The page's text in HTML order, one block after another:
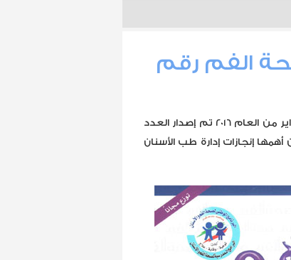
الفم رقم
بمناسبة انعقاد مؤتمر إدارة طب الأسنان العلمي الرابع في شهر فبراير من العام 2016 تم إصدار العدد
عدة ومن أهمها إنجازات إدارة طب الأسنان